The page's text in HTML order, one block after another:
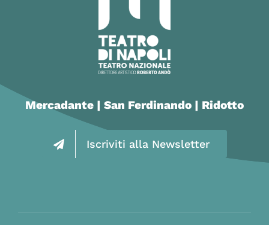
Mercadante | San Ferdinando | Ridotto
Iscriviti alla Newsletter